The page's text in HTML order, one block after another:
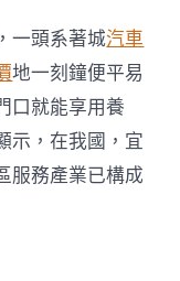
政
策
一
線
微
觀
察
OSDER
一頭系著城汽車
地一刻鐘便平易
口就能享用養
示，在我國，宜
服務產業已構成